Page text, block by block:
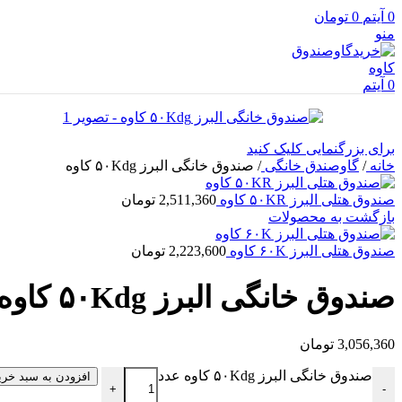
0 آیتم 0 تومان
منو
0 آیتم
برای بزرگنمایی کلیک کنید
خانه/ گاوصندق خانگی/ صندوق خانگی البرز ۵۰Kdg کاوه
صندوق هتلی البرز ۵۰KR کاوه 2,511,360 تومان
بازگشت به محصولات
صندوق هتلی البرز ۶۰K کاوه 2,223,600 تومان
صندوق خانگی البرز ۵۰Kdg کاوه
3,056,360 تومان
-
صندوق خانگی البرز ۵۰Kdg کاوه عدد
+
افزودن به سبد